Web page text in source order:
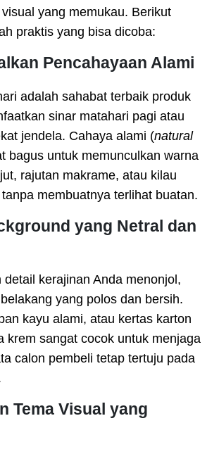
yang memukau. Berikut
praktis yang bisa dicoba:
Pencahayaan Alami
adalah sahabat terbaik produk
sinar matahari pagi atau
jendela. Cahaya alami (natural
bagus untuk memunculkan warna
rajutan makrame, atau kilau
membuatnya terlihat buatan.
yang Netral dan
detail kerajinan Anda menonjol,
yang polos dan bersih.
kayu alami, atau kertas karton
krem sangat cocok untuk menjaga
calon pembeli tetap tertuju pada
Tema Visual yang